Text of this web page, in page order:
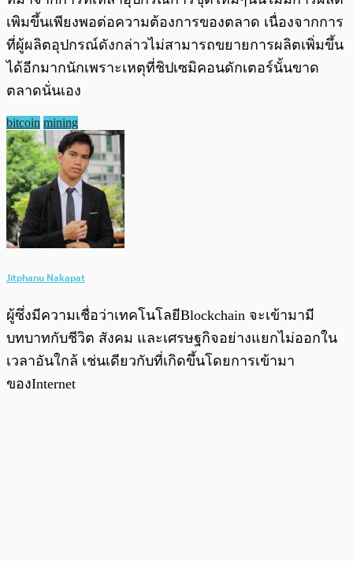
เพิมขึ้นเพียงพอต่อความต้องการของตลาด เนื่องจากการ
ที่ผู้ผลิตอุปกรณ์ดังกล่าวไม่สามารถขยายการผลิตเพิ่มขึ้น
ได้อีกมากนักเพราะเหตุที่ชิปเซมิคอนดักเตอร์นั้นขาด
ตลาดนั่นเอง
bitcoin mining
Jitphanu Nakapat
ผู้ซึ่งมีความเชื่อว่าเทคโนโลยีBlockchain จะเข้ามามี
บทบาทกับชีวิต สังคม และเศรษฐกิจอย่างแยกไม่ออกใน
เวลาอันใกล้ เช่นเดียวกับที่เกิดขึ้นโดยการเข้ามา
ของInternet